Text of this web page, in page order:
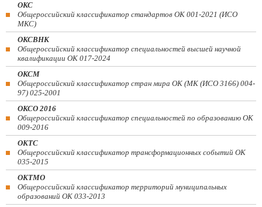
ОКС
Общероссийский классификатор стандартов ОК 001-2021 (ИСО
МКС)
ОКСВНК
Общероссийский классификатор специальностей высшей научной
квалификации ОК 017-2024
ОКСМ
Общероссийский классификатор стран мира ОК (МК (ИСО 3166) 004-
97) 025-2001
ОКСО 2016
Общероссийский классификатор специальностей по образованию ОК
009-2016
ОКТС
Общероссийский классификатор трансформационных событий ОК
035-2015
ОКТМО
Общероссийский классификатор территорий муниципальных
образований ОК 033-2013